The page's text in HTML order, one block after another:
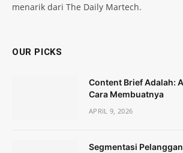
menarik dari The Daily Martech.
OUR PICKS
Content Brief Adalah:
Cara Membuatnya
APRIL 9, 2026
Segmentasi